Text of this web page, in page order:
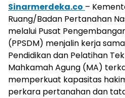
Sinarmerdeka.co –
Ruang/Badan Pertanahan
melalui Pusat
(PPSDM) menjalin kerja
Pendidikan dan Pelatihan
Mahkamah Agung (MA)
memperkuat kapasitas
perkara pertanahan dan